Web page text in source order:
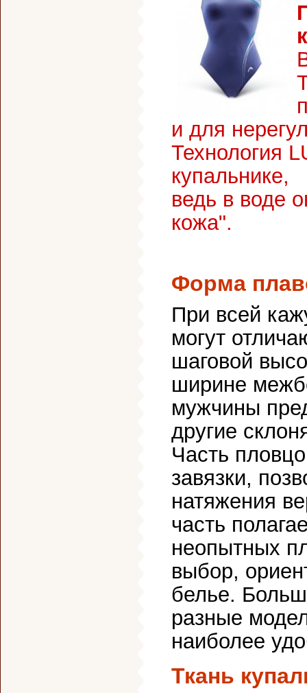
и для
Технология
купальнике,
ведь в воде
кожа".
Форма
При всей
могут
шаговой
ширине
мужчины
другие
Часть
завязки,
натяжения
часть
неопытных
выбор,
белье.
разные
наиболее
Ткань